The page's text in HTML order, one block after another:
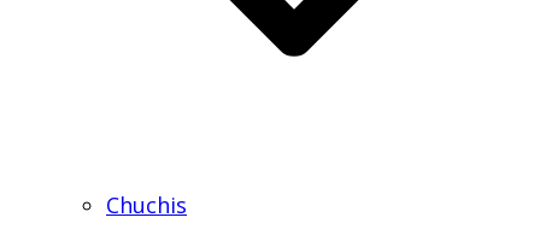
Chuchis